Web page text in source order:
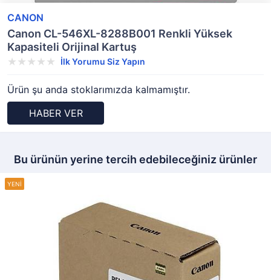
CANON
Canon CL-546XL-8288B001 Renkli Yüksek
Kapasiteli Orijinal Kartuş
İlk Yorumu Siz Yapın
Ürün şu anda stoklarımızda kalmamıştır.
HABER VER
Bu ürünün yerine tercih edebileceğiniz ürünler